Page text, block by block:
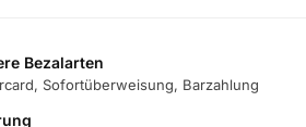
Bezalarten
Sofortüberweisung, Barzahlung